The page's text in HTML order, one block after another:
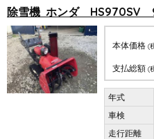
除雪機 ホンダ HS970SV
本体価格 (
支払総額 (